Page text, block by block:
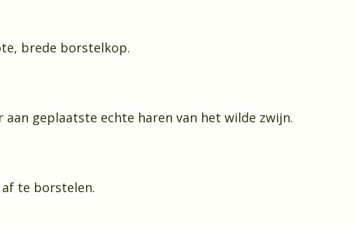
brede borstelkop.
geplaatste echte haren van het wilde zwijn.
te borstelen.